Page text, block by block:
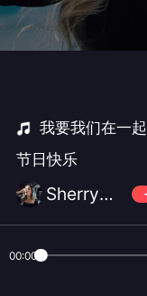
我要我们在一起
节日快乐
Sherry爷爷
00:00